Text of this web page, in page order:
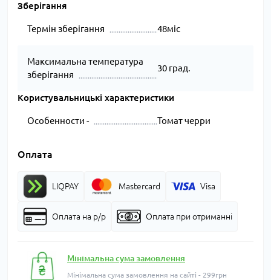
Зберігання
Термін зберігання 48міс
Максимальна температура
зберігання
30 град.
Користувальницькі характеристики
Особенности - Томат черри
Оплата
LIQPAY Mastercard Visa
Оплата на р/р Оплата при отриманні
Мінімальна сума замовлення
Мінімальна сума замовлення на сайті - 299грн